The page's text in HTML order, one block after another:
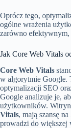
Oprócz tego,
ogólne wrażenia
zarówno
Jak Core Web Vitals
Core Web Vitals
w algorytmie Google.
optymalizacji SEO
Google analizuje je,
użytkowników.
Vitals, mają szansę
prowadzi do większej